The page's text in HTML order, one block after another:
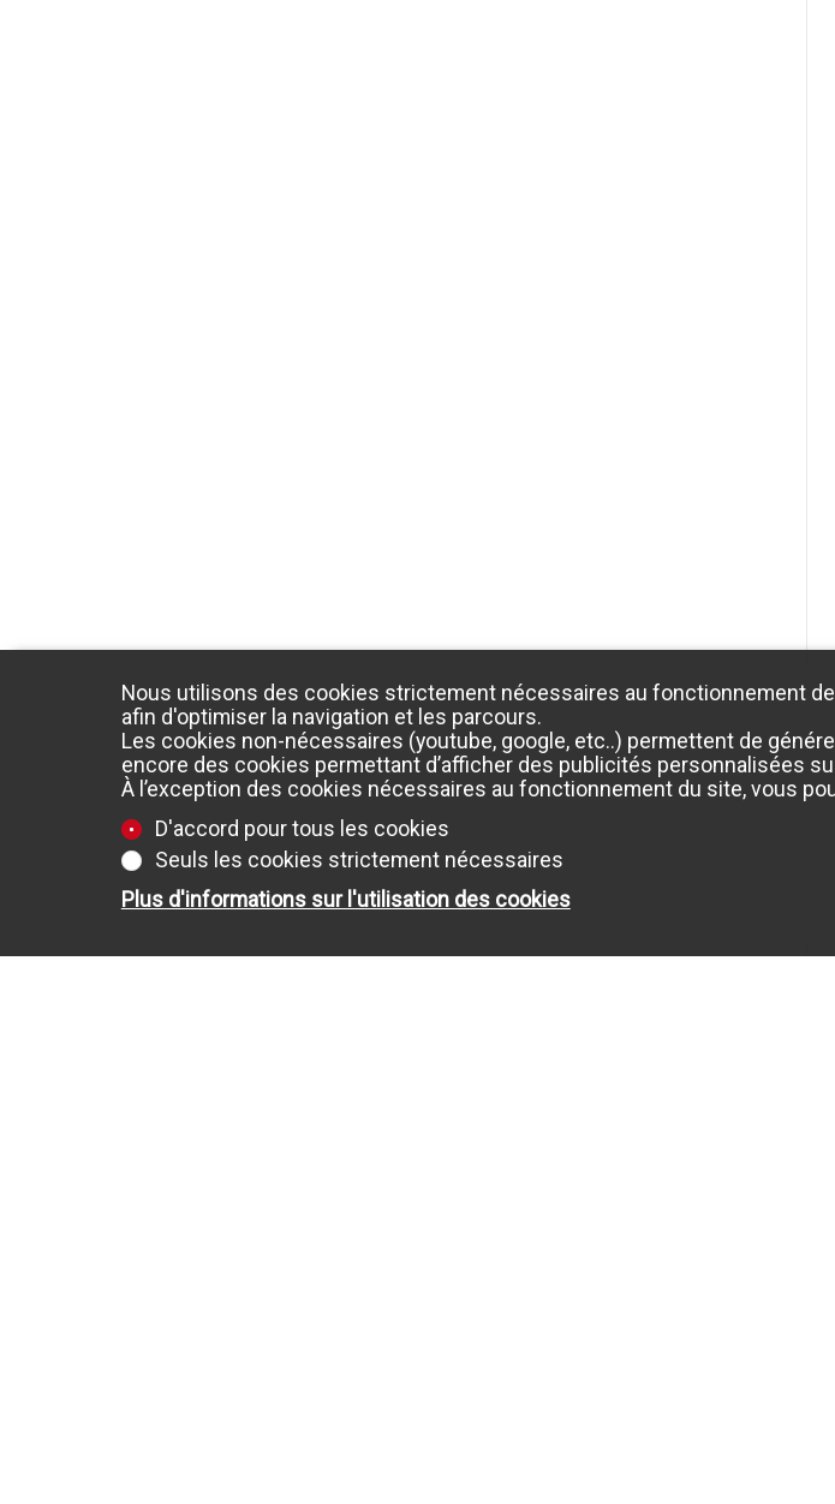
Nous utilisons des cookies strictement nécessaires au fonctionnement
afin d'optimiser la navigation et les parcours.
Les cookies non-nécessaires (youtube, google, etc..) permettent de
encore des cookies permettant d’afficher des publicités personnalisées
À l’exception des cookies nécessaires au fonctionnement du site, vous
D'accord pour tous les cookies
Seuls les cookies strictement nécessaires
Plus d'informations sur l'utilisation des cookies